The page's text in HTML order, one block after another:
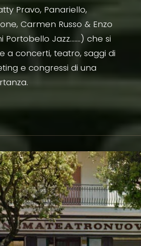
Pravo, Panariello,
Carmen Russo & Enzo
Portobello Jazz…….) che si
a concerti, teatro, saggi di
e congressi di una